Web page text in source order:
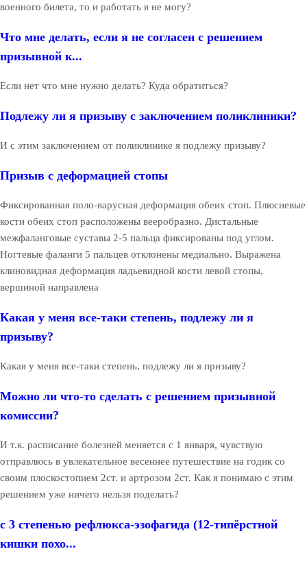
военного билета, то и работать я не могу?
Что мне делать, если я не согласен с решением
призывной к...
Если нет что мне нужно делать? Куда обратиться?
Подлежу ли я призыву с заключением поликлиники?
И с этим заключением от поликлинике я подлежу призыву?
Призыв с деформацией стопы
Фиксированная поло-варусная деформация обеих стоп. Плюсневые
кости обеих стоп расположены вееробразно. Дистальные
межфаланговые суставы 2-5 пальца фиксированы под углом.
Ногтевые фаланги 5 пальцев отклонены медиально. Выражена
клиновидная деформация ладьевидной кости левой стопы,
вершиной направлена
Какая у меня все-таки степень, подлежу ли я
призыву?
Какая у меня все-таки степень, подлежу ли я призыву?
Можно ли что-то сделать с решением призывной
комиссии?
И т.к. расписание болезней меняется с 1 января, чувствую
отправлюсь в увлекательное весеннее путешествие на годик со
своим плоскостопием 2ст. и артрозом 2ст. Как я понимаю с этим
решением уже ничего нельзя поделать?
с 3 степенью рефлюкса-эзофагида (12-типёрстной
кишки похо...